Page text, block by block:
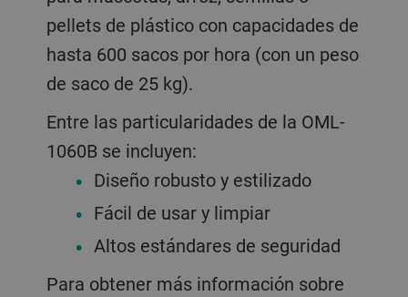
pellets de plástico con capacidades de
hasta 600 sacos por hora (con un peso
de saco de 25 kg).
Entre las particularidades de la OML-
1060B se incluyen:
Diseño robusto y estilizado
Fácil de usar y limpiar
Altos estándares de seguridad
Para obtener más información sobre